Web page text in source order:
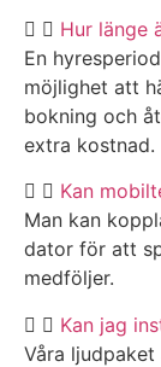
Hur länge
En
möjlighet att
bokning och
extra kostnad.
Kan
Man kan
dator för att
medföljer.
Kan jag
Våra